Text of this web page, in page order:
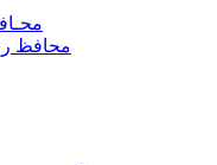
محافظ